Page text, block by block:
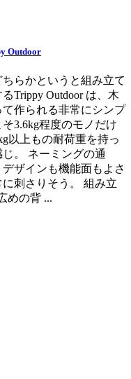
Outdoor
らかというと組み立て
Trippy Outdoor は、木
作られる非常にシンプ
3.6kg程度のモノだけ
以上もの耐荷重を持っ
。 ネーミングの通
ザインも機能面もよさ
刺さりそう。 組み立
めの背 ...